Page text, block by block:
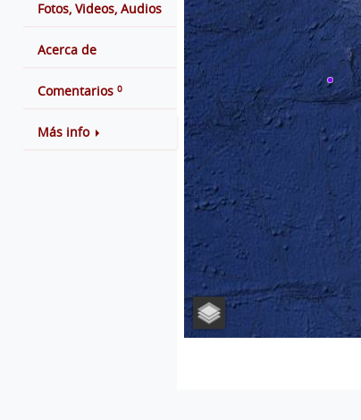
Fotos, Videos, Audios
Acerca de
Comentarios 0
Más info